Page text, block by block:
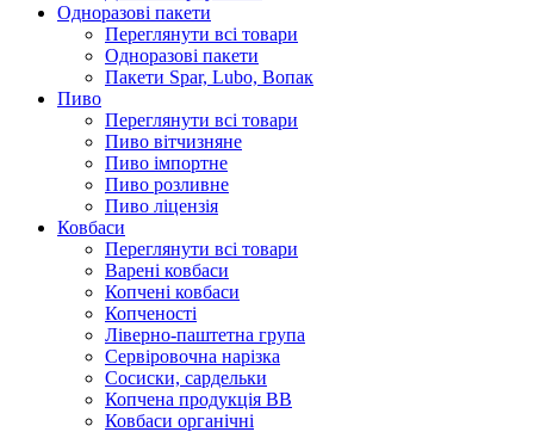
Одноразові пакети
Переглянути всі товари
Одноразові пакети
Пакети Spar, Lubo, Вопак
Пиво
Переглянути всі товари
Пиво вітчизняне
Пиво імпортне
Пиво розливне
Пиво ліцензія
Ковбаси
Переглянути всі товари
Варені ковбаси
Копчені ковбаси
Копченості
Ліверно-паштетна група
Сервіровочна нарізка
Сосиски, сардельки
Копчена продукція ВВ
Ковбаси органічні